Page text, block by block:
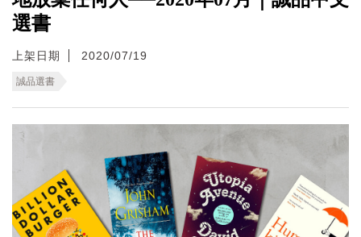
選書
上架日期 2020/07/19
誠品選書